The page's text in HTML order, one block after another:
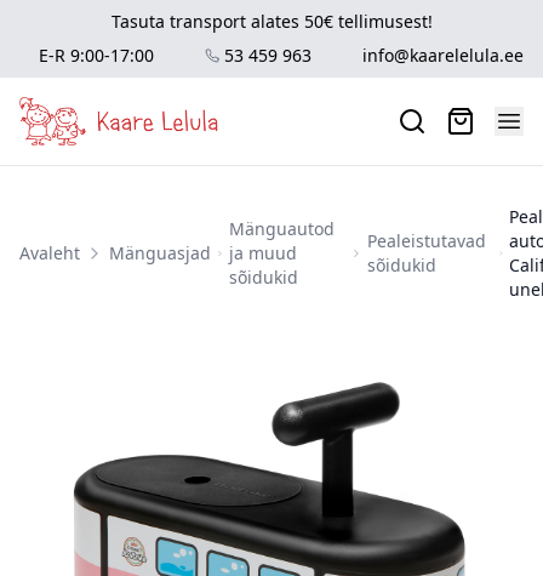
Tasuta transport alates 50€ tellimusest!
E-R 9:00-17:00
53 459 963 info@kaarelelula.ee
Avaleht Mänguasjad
Mänguautod
ja muud
sõidukid
Pealeistutavad
sõidukid